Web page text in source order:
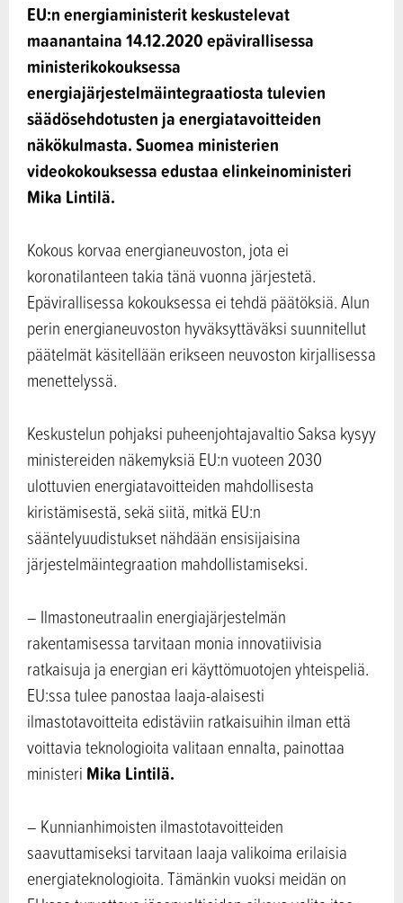
EU:n energiaministerit keskustelevat
maanantaina 14.12.2020 epävirallisessa
ministerikokouksessa
energiajärjestelmäintegraatiosta tulevien
säädösehdotusten ja energiatavoitteiden
näkökulmasta. Suomea ministerien
videokokouksessa edustaa elinkeinoministeri
Mika Lintilä.
Kokous korvaa energianeuvoston, jota ei
koronatilanteen takia tänä vuonna järjestetä.
Epävirallisessa kokouksessa ei tehdä päätöksiä. Alun
perin energianeuvoston hyväksyttäväksi suunnitellut
päätelmät käsitellään erikseen neuvoston kirjallisessa
menettelyssä.
Keskustelun pohjaksi puheenjohtajavaltio Saksa kysyy
ministereiden näkemyksiä EU:n vuoteen 2030
ulottuvien energiatavoitteiden mahdollisesta
kiristämisestä, sekä siitä, mitkä EU:n
sääntelyuudistukset nähdään ensisijaisina
järjestelmäintegraation mahdollistamiseksi.
– Ilmastoneutraalin energiajärjestelmän
rakentamisessa tarvitaan monia innovatiivisia
ratkaisuja ja energian eri käyttömuotojen yhteispeliä.
EU:ssa tulee panostaa laaja-alaisesti
ilmastotavoitteita edistäviin ratkaisuihin ilman että
voittavia teknologioita valitaan ennalta, painottaa
ministeri Mika Lintilä.
– Kunnianhimoisten ilmastotavoitteiden
saavuttamiseksi tarvitaan laaja valikoima erilaisia
energiateknologioita. Tämänkin vuoksi meidän on